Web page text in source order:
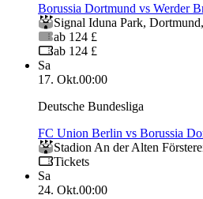
Borussia Dortmund vs Werder
Signal Iduna Park, Dortmund,
ab 124 £
ab 124 £
Sa
17. Okt.00:00
Deutsche Bundesliga
FC Union Berlin vs Borussia
Stadion An der Alten
Tickets
Sa
24. Okt.00:00